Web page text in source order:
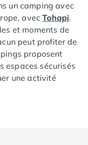
un camping avec
avecTohapi.
et moments de
peut profiter de
proposent
espaces sécurisés
une activité